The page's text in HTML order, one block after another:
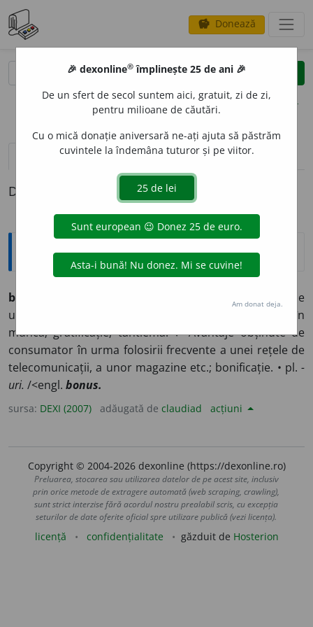
savings Donează
clear
opțiuni
definiții (1) pronunțievolume_up (50)
Definiția cu ID-ul 1267673:
Explicative DEX
b
Retribuție suplimentară acordată de
unele unități economice salariaților care s-au distins în
muncă; gratificație; tantiemă. ♦ Avantaje obținute de
consumator în urma folosirii frecvente a unei rețele de
telecomunicații, a unor magazine etc.; bonificație. • pl. -
uri. /<engl. bonus.
sursa: DEXI (2007) adăugată de claudiad acțiuni
Copyright © 2004-2026 dexonline (https://dexonline.ro)
Preluarea, stocarea sau utilizarea datelor de pe acest site, inclusiv
prin orice metode de extragere automată (web scraping, crawling),
sunt strict interzise fără acordul nostru prealabil scris, cu excepția
seturilor de date oferite oficial spre utilizare publică (vezi licența).
licență confidențialitate găzduit de Hosterion
🎉 dexonline® împlinește 25 de ani 🎉
De un sfert de secol suntem aici, gratuit, zi de zi,
pentru milioane de căutări.
Cu o mică donație aniversară ne-ați ajuta să păstrăm
cuvintele la îndemâna tuturor și pe viitor.
Am donat deja.